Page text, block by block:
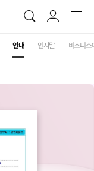
안내 인사말 비즈니스